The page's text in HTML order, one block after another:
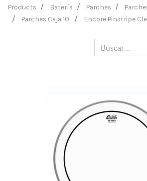
Products Batería Parches
Parches Caja 10'
Encore Pinstripe